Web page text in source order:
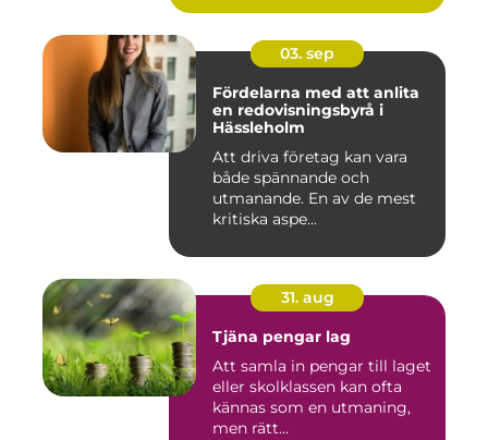
03. sep
Fördelarna med att anlita
en redovisningsbyrå i
Hässleholm
Att driva företag kan vara
både spännande och
utmanande. En av de mest
kritiska aspe...
31. aug
Tjäna pengar lag
Att samla in pengar till laget
eller skolklassen kan ofta
kännas som en utmaning,
men rätt...